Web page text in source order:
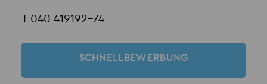
T 040 419192-74
SCHNELLBEWERBUNG